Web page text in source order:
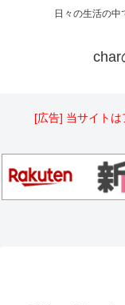
日々の生活の
char
[広告] 当サイトは